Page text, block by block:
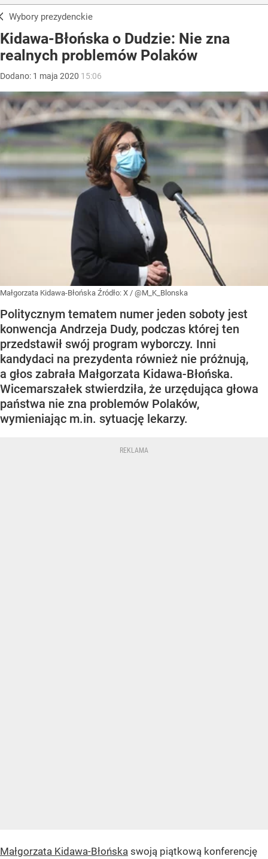
Wybory prezydenckie
Kidawa-Błońska o Dudzie: Nie zna
realnych problemów Polaków
Dodano: 1 maja 2020 15:06
Małgorzata Kidawa-Błońska Źródło: X / @M_K_Blonska
Politycznym tematem numer jeden soboty jest
konwencja Andrzeja Dudy, podczas której ten
przedstawił swój program wyborczy. Inni
kandydaci na prezydenta również nie próżnują,
a głos zabrała Małgorzata Kidawa-Błońska.
Wicemarszałek stwierdziła, że urzędująca głowa
państwa nie zna problemów Polaków,
wymieniając m.in. sytuację lekarzy.
Małgorzata Kidawa-Błońska swoją piątkową konferencję